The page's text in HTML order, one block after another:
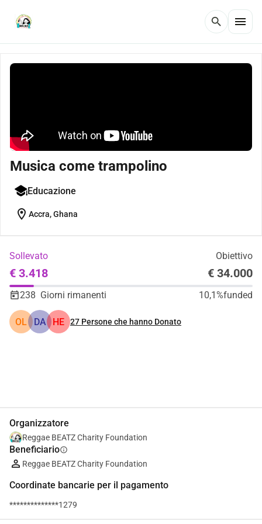
search menu
Musica come trampolino
Educazione
location_on Accra, Ghana
Sollevato Obiettivo
€ 3.418 € 34.000
238 Giorni rimanenti 10,1%funded
OL DA HE 27 Persone che hanno Donato
Organizzatore
Reggae BEATZ Charity Foundation
Beneficiarioinfo
Reggae BEATZ Charity Foundation
Coordinate bancarie per il pagamento
**************1279